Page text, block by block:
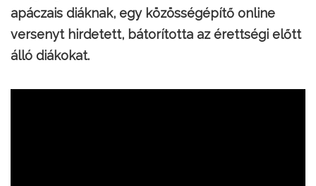
apáczais diáknak, egy közösségépítő online
versenyt hirdetett, bátorította az érettségi előtt
álló diákokat.